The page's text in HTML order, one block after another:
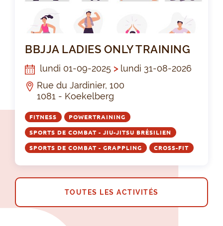
BBJJA LADIES ONLY TRAINING
lundi 01-09-2025 >lundi 31-08-2026
Rue du Jardinier, 100
1081 - Koekelberg
FITNESS POWERTRAINING
SPORTS DE COMBAT - JIU-JITSU BRÉSILIEN
SPORTS DE COMBAT - GRAPPLING CROSS-FIT
TOUTES LES ACTIVITÉS